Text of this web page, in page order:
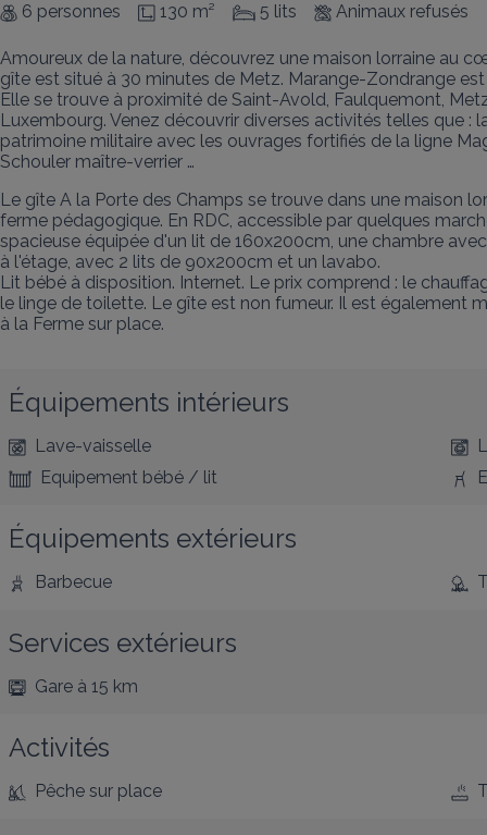
6 personnes 130 m² 5 lits Animaux refusés
Amoureux de la nature, découvrez une maison lorraine au
gîte est situé à 30 minutes de Metz. Marange-Zondrange
Elle se trouve à proximité de Saint-Avold, Faulquemont,
Luxembourg. Venez découvrir diverses activités telles que
patrimoine militaire avec les ouvrages fortifiés de la ligne
Schouler maître-verrier …
Le gîte A la Porte des Champs se trouve dans une maison
ferme pédagogique. En RDC, accessible par quelques
spacieuse équipée d'un lit de 160x200cm, une chambre
à l'étage, avec 2 lits de 90x200cm et un lavabo.
Lit bébé à disposition. Internet. Le prix comprend : le
le linge de toilette. Le gîte est non fumeur. Il est également
à la Ferme sur place.
Équipements intérieurs
Lave-vaisselle
Equipement bébé / lit
Équipements extérieurs
Barbecue
Services extérieurs
Gare à 15 km
Activités
Pêche sur place